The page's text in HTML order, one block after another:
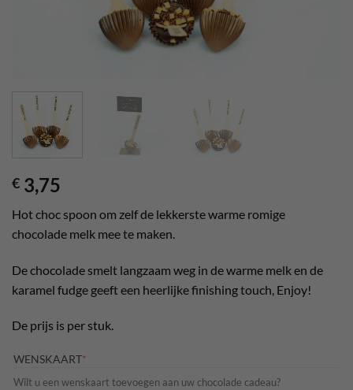
€ 3,75
Hot choc spoon om zelf de lekkerste warme romige
chocolade melk mee te maken.
De chocolade smelt langzaam weg in de warme melk en de
karamel fudge geeft een heerlijke finishing touch, Enjoy!
De prijs is per stuk.
WENSKAART*
Wilt u een wenskaart toevoegen aan uw chocolade cadeau?